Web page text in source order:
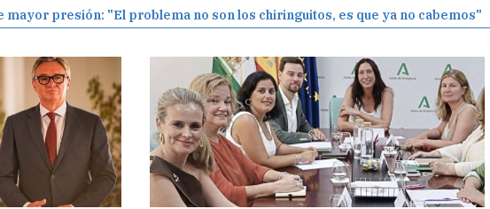
mayor presión: "El problema no son los chiringuitos, es que ya no cabemos"